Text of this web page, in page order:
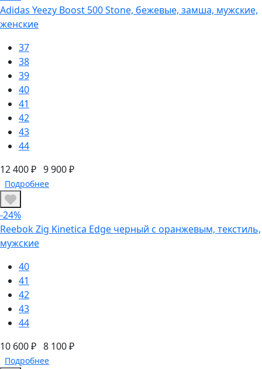
Adidas Yeezy Boost 500 Stone, бежевые, замша, мужские,
женские
37
38
39
40
41
42
43
44
12 400 ₽ 9 900 ₽
Подробнее
-24%
Reebok Zig Kinetica Edge черный с оранжевым, текстиль,
мужские
40
41
42
43
44
10 600 ₽ 8 100 ₽
Подробнее